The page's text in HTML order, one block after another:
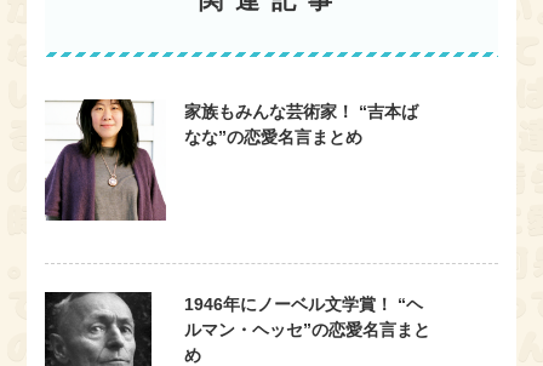
家族もみんな芸術家！ “吉本ば
なな”の恋愛名言まとめ
1946年にノーベル文学賞！ “ヘ
ルマン・ヘッセ”の恋愛名言まと
め